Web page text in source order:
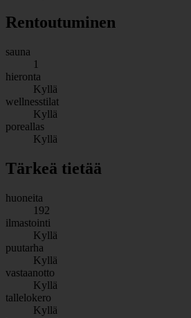
Rentoutuminen
sauna
1
hieronta
Kyllä
wellnesstilat
Kyllä
poreallas
Kyllä
Tärkeä tietää
huoneita
192
ilmastointi
Kyllä
puutarha
Kyllä
vastaanotto
Kyllä
tallelokero
Kyllä